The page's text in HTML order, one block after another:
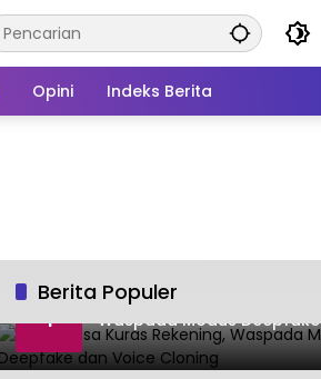
Opini Indeks Berita
Berita Populer
1
OJK: AI Bisa Kuras Rekening,
Waspada Modus Deepfake
dan Voice Cloning